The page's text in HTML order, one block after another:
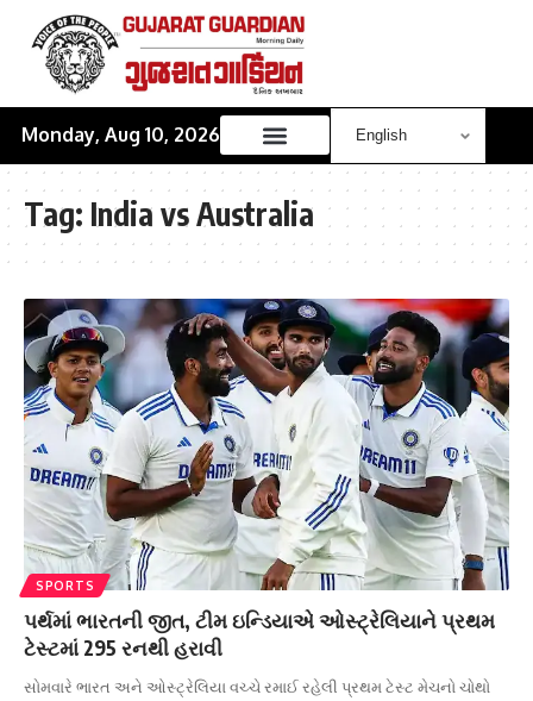
Monday, Aug 10, 2026
Tag: India vs Australia
SPORTS
પર્થમાં ભારતની જીત, ટીમ ઇન્ડિયાએ ઓસ્ટ્રેલિયાને પ્રથમ
ટેસ્ટમાં 295 રનથી હરાવી
સોમવારે ભારત અને ઓસ્ટ્રેલિયા વચ્ચે રમાઈ રહેલી પ્રથમ ટેસ્ટ મેચનો ચોથો